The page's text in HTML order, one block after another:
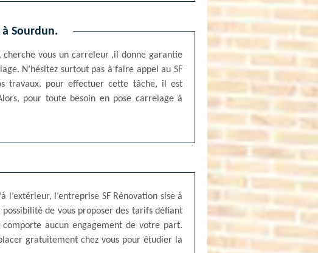
Sourdun.
vous un carreleur ,il donne garantie
N’hésitez surtout pas à faire appel au SF
travaux. pour effectuer cette tâche, il est
pour toute besoin en pose carrelage à
l’entreprise SF Rénovation sise à
de vous proposer des tarifs défiant
aucun engagement de votre part.
gratuitement chez vous pour étudier la